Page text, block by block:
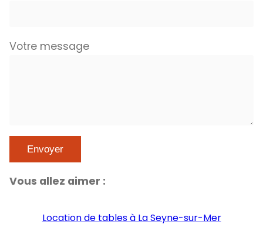
Votre message
Vous allez aimer :
Location de tables à La Seyne-sur-Mer